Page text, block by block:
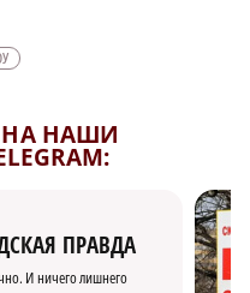
НА НАШИ
ПРАВДА
И ничего лишнего